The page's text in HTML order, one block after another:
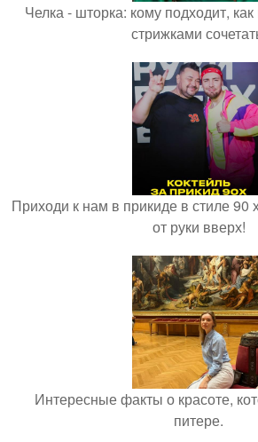
Челка - шторка: кому подходит,
стрижками
Приходи к нам в прикиде в стиле 90
от руки вверх!
Интересные факты о красоте,
питере.